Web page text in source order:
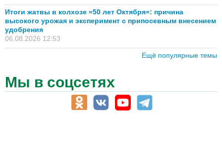
Итоги жатвы в колхозе «50 лет Октября»: причина
высокого урожая и эксперимент с припосевным внесением
удобрения
06.08.2026 12:53
Ещё популярные темы
Мы в соцсетях